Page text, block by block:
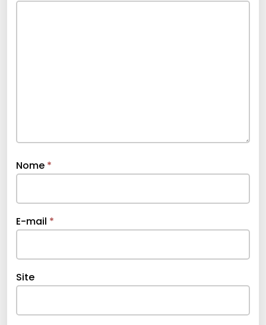
Nome *
E-mail *
Site